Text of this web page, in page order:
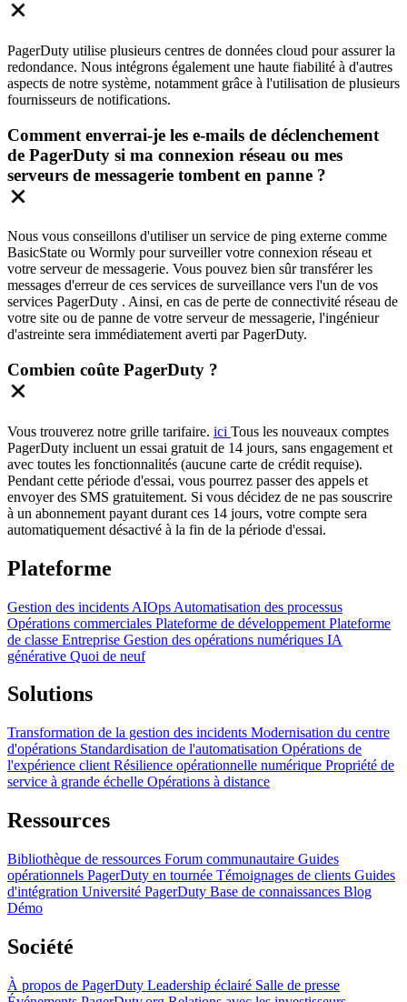
PagerDuty utilise plusieurs centres de données cloud pour assurer la
redondance. Nous intégrons également une haute fiabilité à d'autres
aspects de notre système, notamment grâce à l'utilisation de plusieurs
fournisseurs de notifications.
Comment enverrai-je les e-mails de déclenchement
de PagerDuty si ma connexion réseau ou mes
serveurs de messagerie tombent en panne ?
Nous vous conseillons d'utiliser un service de ping externe comme
BasicState ou Wormly pour surveiller votre connexion réseau et
votre serveur de messagerie. Vous pouvez bien sûr transférer les
messages d'erreur de ces services de surveillance vers l'un de vos
services PagerDuty . Ainsi, en cas de perte de connectivité réseau de
votre site ou de panne de votre serveur de messagerie, l'ingénieur
d'astreinte sera immédiatement averti par PagerDuty.
Combien coûte PagerDuty ?
Vous trouverez notre grille tarifaire. ici Tous les nouveaux comptes
PagerDuty incluent un essai gratuit de 14 jours, sans engagement et
avec toutes les fonctionnalités (aucune carte de crédit requise).
Pendant cette période d'essai, vous pourrez passer des appels et
envoyer des SMS gratuitement. Si vous décidez de ne pas souscrire
à un abonnement payant durant ces 14 jours, votre compte sera
automatiquement désactivé à la fin de la période d'essai.
Plateforme
Gestion des incidents AIOps Automatisation des processus
Opérations commerciales Plateforme de développement Plateforme
de classe Entreprise Gestion des opérations numériques IA
générative Quoi de neuf
Solutions
Transformation de la gestion des incidents Modernisation du centre
d'opérations Standardisation de l'automatisation Opérations de
l'expérience client Résilience opérationnelle numérique Propriété de
service à grande échelle Opérations à distance
Ressources
Bibliothèque de ressources Forum communautaire Guides
opérationnels PagerDuty en tournée Témoignages de clients Guides
d'intégration Université PagerDuty Base de connaissances Blog
Démo
Société
À propos de PagerDuty Leadership éclairé Salle de presse